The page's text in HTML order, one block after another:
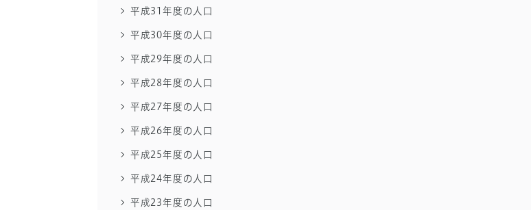
平成31年度の人口
平成30年度の人口
平成29年度の人口
平成28年度の人口
平成27年度の人口
平成26年度の人口
平成25年度の人口
平成24年度の人口
平成23年度の人口